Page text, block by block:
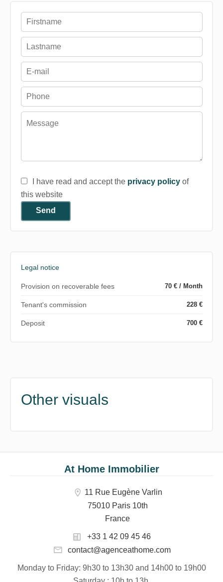
I have read and accept the privacy policyof
this website
Send
Legal notice
Provision on recoverable fees 70 € / Month
Tenant's commission 228 €
Deposit 700 €
Other visuals
At Home Immobilier
11 Rue Eugène Varlin
75010 Paris 10th
France
+33 1 42 09 45 46
contact@agenceathome.com
Monday to Friday: 9h30 to 13h30 and 14h00 to 19h00